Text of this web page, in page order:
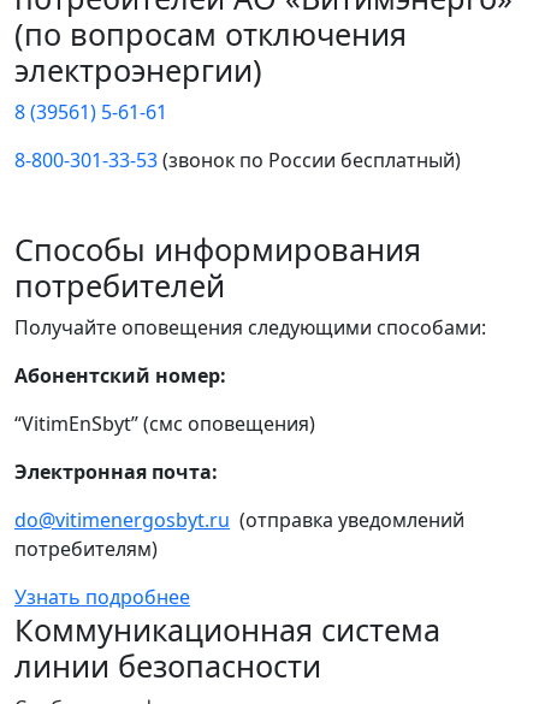
(по вопросам отключения
электроэнергии)
8 (39561) 5-61-61
8-800-301-33-53(звонок по России бесплатный)
Способы информирования
потребителей
Получайте оповещения следующими способами:
Абонентский номер:
“VitimEnSbyt” (смс оповещения)
Электронная почта:
do@vitimenergosbyt.ru (отправка уведомлений
потребителям)
Узнать подробнее
Коммуникационная система
линии безопасности